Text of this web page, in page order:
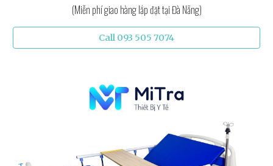
(Miễn phí giao hàng lắp đặt tại Đà Nẵng)
Call 093 505 7074